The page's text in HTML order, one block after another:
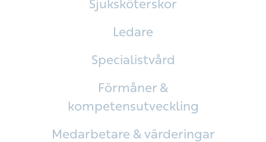
Sjuksköterskor
Ledare
Specialistvård
Förmåner &
kompetensutveckling
Medarbetare & värderingar